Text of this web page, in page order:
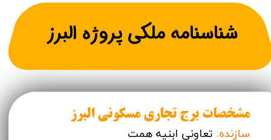
مشخصات برج تجاری مسکونی البرز
سازنده: تعاونی ابنیه همت
شناسنامه ملکی پروژه البرز